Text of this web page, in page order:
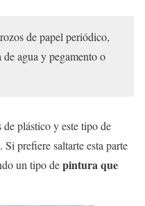
de papel periódico,
agua y pegamento o
plástico y este tipo de
prefiere saltarte esta parte
un tipo depintura que